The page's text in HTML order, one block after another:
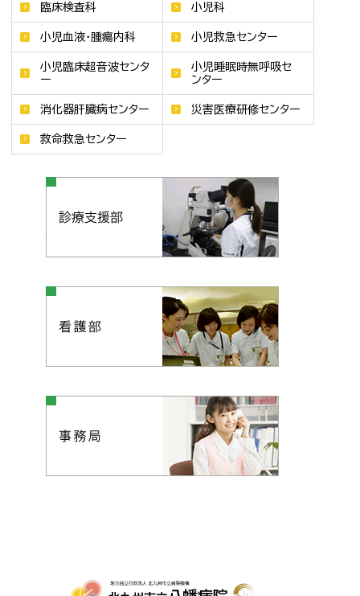
臨床検査科 小児科
小児血液・腫瘍内科 小児救急センター
小児臨床超音波センタ
ー
小児睡眠時無呼吸セ
ンター
消化器肝臓病センター 災害医療研修センター
救命救急センター